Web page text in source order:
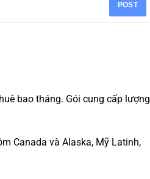
POST
bao tháng. Gói cung cấp lượng
Canada và Alaska, Mỹ Latinh,